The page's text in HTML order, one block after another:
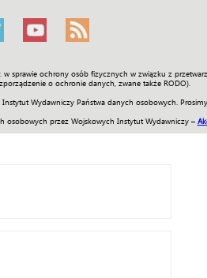
sprawie ochrony osób fizycznych w związku z
o ochronie danych, zwane także RODO).
Wydawniczy Państwa danych osobowych.
osobowych przez Wojskowych Instytut Wydawniczy –
Historia Galerie Wideo ENGLISH